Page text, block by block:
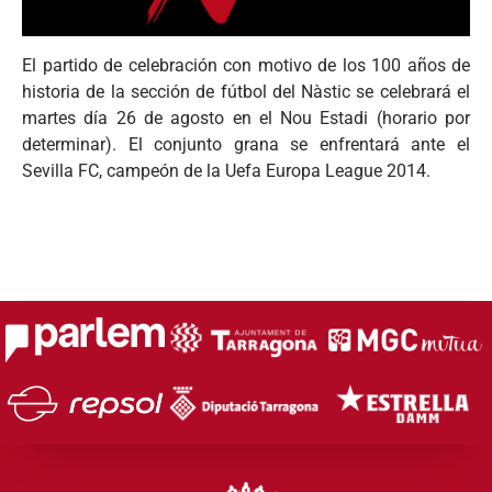
El partido de celebración con motivo de los 100 años de
historia de la sección de fútbol del Nàstic se celebrará el
martes día 26 de agosto en el Nou Estadi (horario por
determinar). El conjunto grana se enfrentará ante el
Sevilla FC, ​​campeón de la Uefa Europa League 2014.